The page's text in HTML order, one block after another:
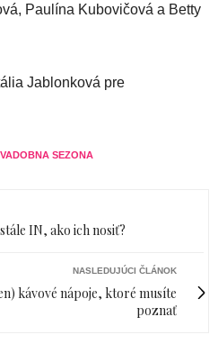
Paulína Kubovičová a Betty
Jablonková pre
SEZONA
IN, ako ich nosiť?
NASLEDUJÚCI ČLÁNOK
kávové nápoje, ktoré musíte
poznať